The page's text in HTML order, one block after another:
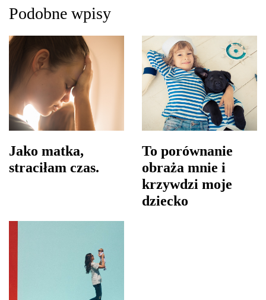
Podobne wpisy
Jako matka,
straciłam czas.
To porównanie
obraża mnie i
krzywdzi moje
dziecko